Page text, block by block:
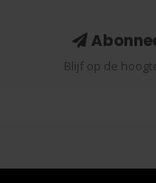
Blijf op de